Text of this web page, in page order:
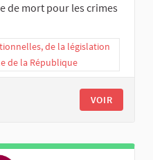
de mort pour les crimes
de la législation
de la République
VOIR